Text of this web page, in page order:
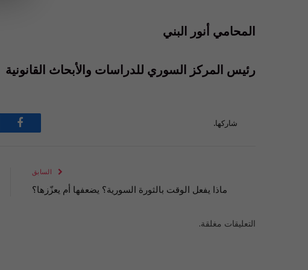
المحامي أنور البني
رئيس المركز السوري للدراسات والأبحاث القانونية
شاركها.
السابق
ماذا يفعل الوقت بالثورة السورية؟ يضعفها أم يعزّزها؟
التعليقات مغلقة.